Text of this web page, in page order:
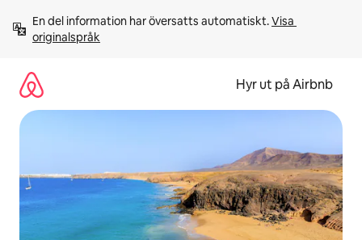
innehåll
En del information har översatts automatiskt. Visa
originalspråk
Hyr ut på Airbnb